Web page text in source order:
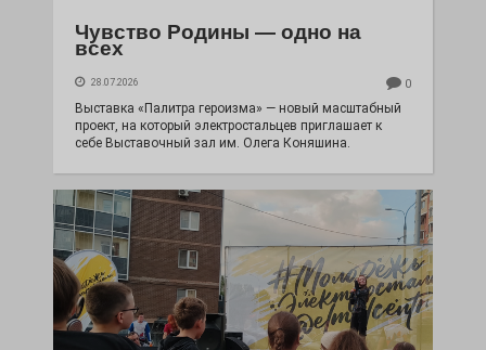
Чувство Родины — одно на
всех
28.07.2026 0
Выставка «Палитра героизма» — новый масштабный
проект, на который электростальцев приглашает к
себе Выставочный зал им. Олега Коняшина.